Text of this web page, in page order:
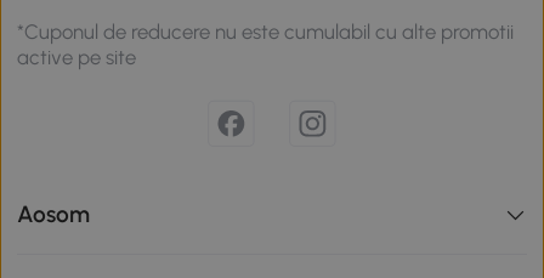
*Cuponul de reducere nu este cumulabil cu alte promotii
active pe site
Aosom